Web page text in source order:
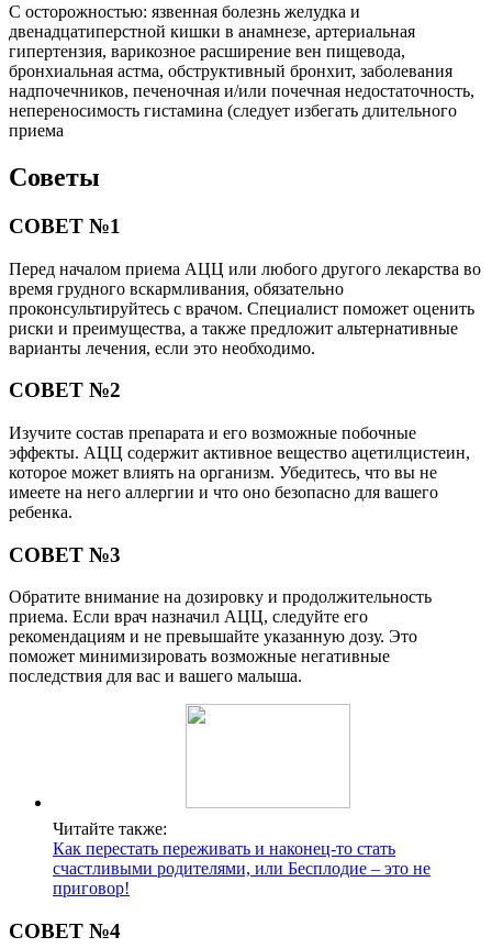
С осторожностью: язвенная болезнь желудка и
двенадцатиперстной кишки в анамнезе, артериальная
гипертензия, варикозное расширение вен пищевода,
бронхиальная астма, обструктивный бронхит, заболевания
надпочечников, печеночная и/или почечная недостаточность,
непереносимость гистамина (следует избегать длительного
приема
Советы
СОВЕТ №1
Перед началом приема АЦЦ или любого другого лекарства во
время грудного вскармливания, обязательно
проконсультируйтесь с врачом. Специалист поможет оценить
риски и преимущества, а также предложит альтернативные
варианты лечения, если это необходимо.
СОВЕТ №2
Изучите состав препарата и его возможные побочные
эффекты. АЦЦ содержит активное вещество ацетилцистеин,
которое может влиять на организм. Убедитесь, что вы не
имеете на него аллергии и что оно безопасно для вашего
ребенка.
СОВЕТ №3
Обратите внимание на дозировку и продолжительность
приема. Если врач назначил АЦЦ, следуйте его
рекомендациям и не превышайте указанную дозу. Это
поможет минимизировать возможные негативные
последствия для вас и вашего малыша.
Читайте также:
Как перестать переживать и наконец-то стать
счастливыми родителями, или Бесплодие – это не
приговор!
СОВЕТ №4